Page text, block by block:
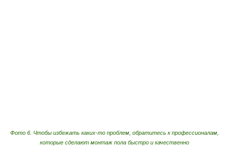
Фото 6. Чтобы избежать каких-то проблем, обратитесь к профессионалам,
которые сделают монтаж пола быстро и качественно